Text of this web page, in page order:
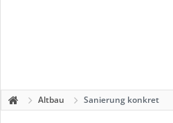
Altbau Sanierung konkret